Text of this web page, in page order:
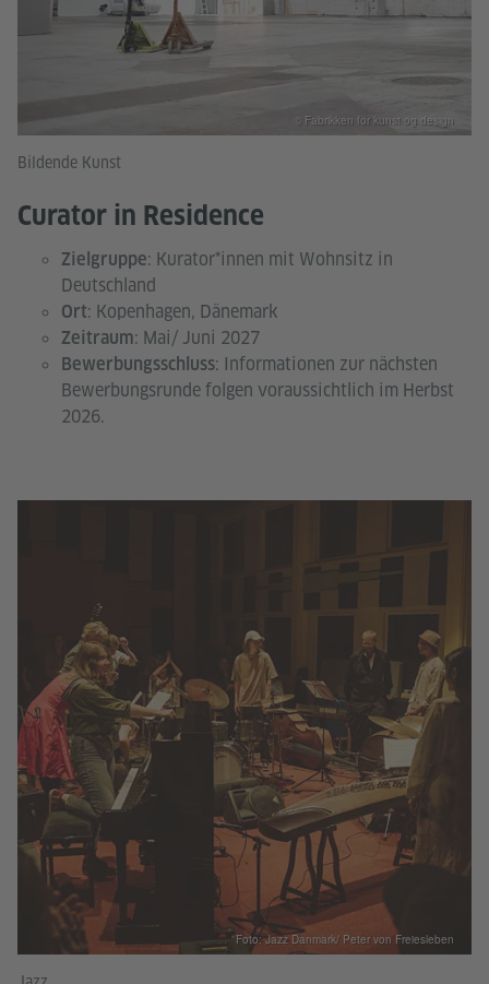
Bildende Kunst
Curator in Residence
Zielgruppe: Kurator*innen mit Wohnsitz in
Deutschland
Ort: Kopenhagen, Dänemark
Zeitraum: Mai/ Juni 2027
Bewerbungsschluss: Informationen zur nächsten
Bewerbungsrunde folgen voraussichtlich im Herbst
2026.
© Fabrikken for kunst og design
Foto: Jazz Danmark/ Peter von Freiesleben